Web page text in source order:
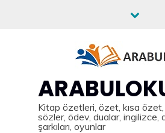
Kitap özetleri, özet, kısa
sözler, ödev, dualar, ingilizce,
şarkıları, oyunlar